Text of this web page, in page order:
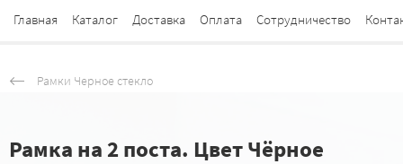
Главная Каталог Доставка Оплата Сотрудничество
Рамки Черное стекло
Рамка на 2 поста. Цвет Чёрное